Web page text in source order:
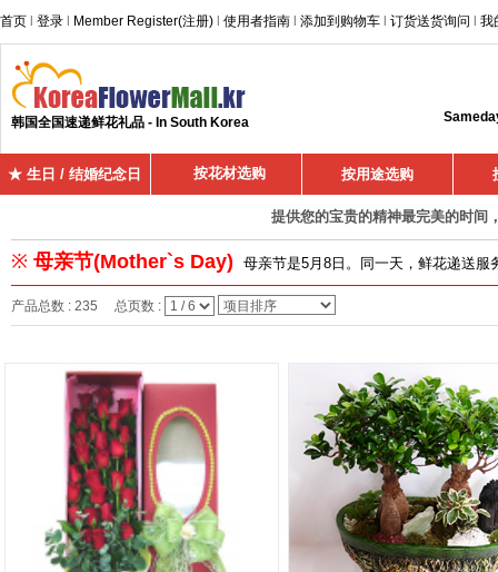
首页 登录 Member Register(注册) 使用者指南 添加到购物车 订货送货询问 我
韩国全国速递鲜花礼品 - In South Korea
★ 生日 / 结婚纪念日 按花材选购 按用途选购
提供您的宝贵的精神最完美的时间
※ 母亲节(Mother`s Day) 母亲节是5月8日。同一天，鲜花递送服
产品总数 : 235 总页数 :